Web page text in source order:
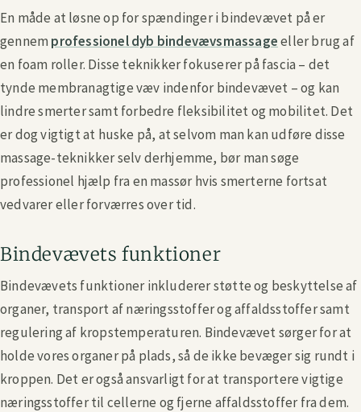
En måde at løsne op for spændinger i bindevævet på er
gennem professionel dyb bindevævsmassageeller brug af
en foam roller. Disse teknikker fokuserer på fascia – det
tynde membranagtige væv indenfor bindevævet – og kan
lindre smerter samt forbedre fleksibilitet og mobilitet. Det
er dog vigtigt at huske på, at selvom man kan udføre disse
massage-teknikker selv derhjemme, bør man søge
professionel hjælp fra en massør hvis smerterne fortsat
vedvarer eller forværres over tid.
Bindevævets funktioner
Bindevævets funktioner inkluderer støtte og beskyttelse af
organer, transport af næringsstoffer og affaldsstoffer samt
regulering af kropstemperaturen. Bindevævet sørger for at
holde vores organer på plads, så de ikke bevæger sig rundt i
kroppen. Det er også ansvarligt for at transportere vigtige
næringsstoffer til cellerne og fjerne affaldsstoffer fra dem.